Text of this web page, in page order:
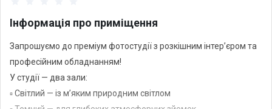
Інформація про приміщення
Запрошуємо до преміум фотостудії з розкішним інтерʼєром та
професійним обладнанням!
У студії — два зали:
▫️ Світлий — із мʼяким природним світлом